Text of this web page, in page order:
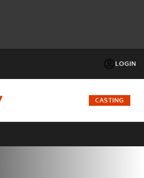
LOGIN
FACTOR
CASTING